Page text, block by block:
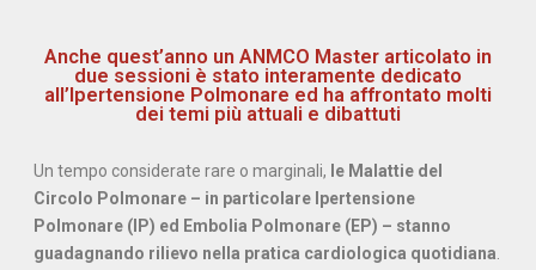
Anche quest’anno un ANMCO Master articolato in
due sessioni è stato interamente dedicato
all’Ipertensione Polmonare ed ha affrontato molti
dei temi più attuali e dibattuti
Un tempo considerate rare o marginali, le Malattie del
Circolo Polmonare – in particolare Ipertensione
Polmonare (IP) ed Embolia Polmonare (EP) – stanno
guadagnando rilievo nella pratica cardiologica quotidiana